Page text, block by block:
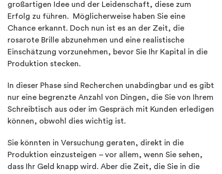
großartigen Idee und der Leidenschaft, diese zum
Erfolg zu führen. Möglicherweise haben Sie eine
Chance erkannt. Doch nun ist es an der Zeit, die
rosarote Brille abzunehmen und eine realistische
Einschätzung vorzunehmen, bevor Sie Ihr Kapital in die
Produktion stecken.
In dieser Phase sind Recherchen unabdingbar und es gibt
nur eine begrenzte Anzahl von Dingen, die Sie von Ihrem
Schreibtisch aus oder im Gespräch mit Kunden erledigen
können, obwohl dies wichtig ist.
Sie könnten in Versuchung geraten, direkt in die
Produktion einzusteigen – vor allem, wenn Sie sehen,
dass Ihr Geld knapp wird. Aber die Zeit, die Sie in die